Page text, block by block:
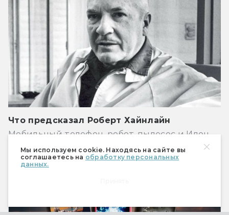
Мы используем cookie. Находясь на сайте вы
соглашаетесь на обработку персональных
данных.
Что предсказал Роберт Хайнлайн
Мобильный телефон, робот-пылесос и Илон
Книги